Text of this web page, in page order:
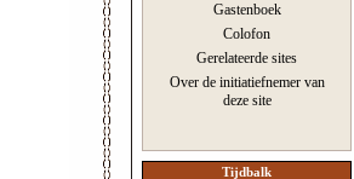
Gastenboek
Colofon
Gerelateerde sites
Over de initiatiefnemer van
deze site
Tijdbalk